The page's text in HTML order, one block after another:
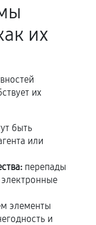
перечнем
сроки и
отдельно и
их
их
быть
или
перепады
элементы
и